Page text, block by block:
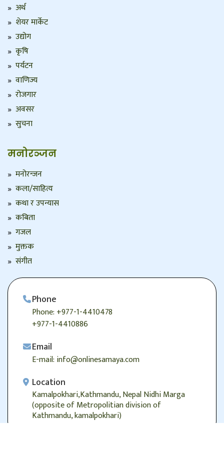
अर्थ
शेयर मार्केट
उद्योग
कृषि
पर्यटन
वाणिज्य
रोजगार
अवसर
सुचना
मनोरञ्जन
मनोरन्जन
कला/साहित्य
कथा र उपन्यास
कबिता
गजल
मुक्तक
संगीत
Phone
Phone: +977-1-4410478
+977-1-4410886
Email
E-mail: info@onlinesamaya.com
Location
Kamalpokhari,Kathmandu, Nepal Nidhi Marga
(opposite of Metropolitian division of
Kathmandu, kamalpokhari)